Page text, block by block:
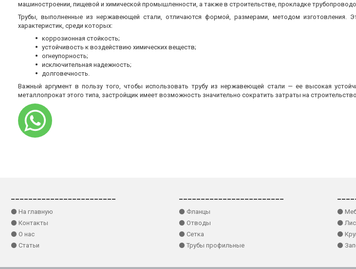
машиностроении, пищевой и химической промышленности, а также в строительстве, прокладке
Трубы, выполненные из нержавеющей стали, отличаются формой, размерами, методом изготовления.
характеристик, среди которых:
коррозионная стойкость;
устойчивость к воздействию химических веществ;
огнеупорность;
исключительная надежность;
долговечность.
Важный аргумент в пользу того, чтобы использовать трубу из нержавеющей стали — ее высокая
металлопрокат этого типа, застройщик имеет возможность значительно сократить затраты на
⚫ На главную
⚫ Контакты
⚫ О нас
⚫ Статьи
⚫ Фланцы
⚫ Отводы
⚫ Сетка
⚫ Трубы профильные
⚫
⚫
⚫
⚫